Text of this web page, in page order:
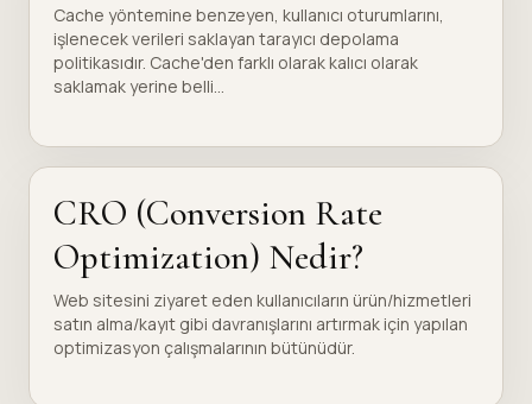
Cache yöntemine benzeyen, kullanıcı oturumlarını,
işlenecek verileri saklayan tarayıcı depolama
politikasıdır. Cache'den farklı olarak kalıcı olarak
saklamak yerine belli...
CRO (Conversion Rate
Optimization) Nedir?
Web sitesini ziyaret eden kullanıcıların ürün/hizmetleri
satın alma/kayıt gibi davranışlarını artırmak için yapılan
optimizasyon çalışmalarının bütünüdür.